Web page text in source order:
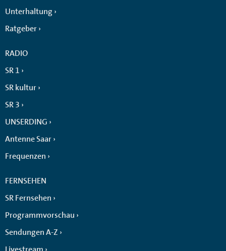
Unterhaltung
Ratgeber
RADIO
SR 1
SR kultur
SR 3
UNSERDING
Antenne Saar
Frequenzen
FERNSEHEN
SR Fernsehen
Programmvorschau
Sendungen A-Z